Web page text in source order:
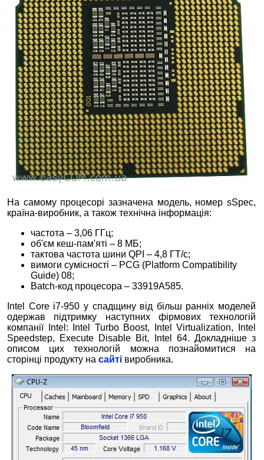
На самому процесорі зазначена модель, номер sSpec,
країна-виробник, а також технічна інформація:
частота – 3,06 ГГц;
об'єм кеш-пам'яті – 8 МБ;
тактова частота шини QPI – 4,8 ГТ/с;
вимоги сумісності – PCG (Platform Compatibility
Guide) 08;
Batch-код процесора – 33919А585.
Intel Core i7-950 у спадщину від більш ранніх моделей
одержав підтримку наступних фірмових технологій
компанії Intel: Intel Turbo Boost, Intel Virtualization, Intel
Speedstep, Execute Disable Bit, Intel 64. Докладніше з
описом цих технологій можна познайомитися на
сторінці продукту на сайті виробника.